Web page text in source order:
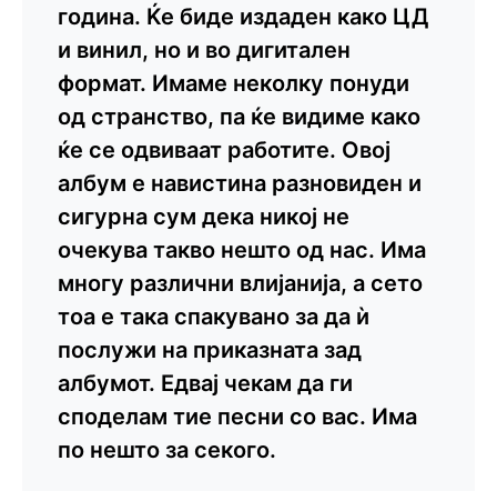
година. Ќе биде издаден како ЦД
и винил, но и во дигитален
формат. Имаме неколку понуди
од странство, па ќе видиме како
ќе се одвиваат работите. Овој
албум е навистина разновиден и
сигурна сум дека никој не
очекува такво нешто од нас. Има
многу различни влијанија, а сето
тоа е така спакувано за да ѝ
послужи на приказната зад
албумот. Едвај чекам да ги
споделам тие песни со вас. Има
по нешто за секого.